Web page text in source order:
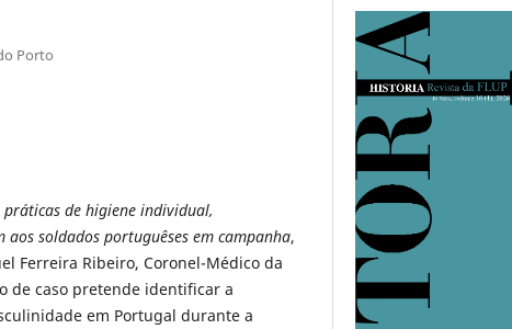
Porto
práticas de higiene individual,
soldados portuguêses em campanha,
Ferreira Ribeiro, Coronel-Médico da
de caso pretende identificar a
em Portugal durante a